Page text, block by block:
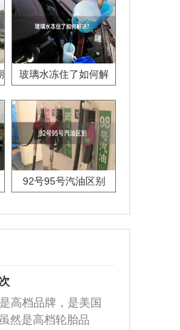
玻璃水冻住了如何解
92号95号汽油区别
高档品牌，是美国
然是高档轮胎品